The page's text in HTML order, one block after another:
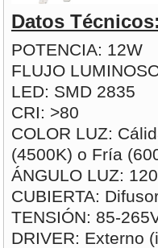
Datos
POTENCIA: 12W
FLUJO
LED: SMD 2835
CRI: >80
COLOR LUZ:
(4500K) o Fría
ÁNGULO LUZ:
CUBIERTA:
TENSIÓN: 85-
DRIVER: Externo